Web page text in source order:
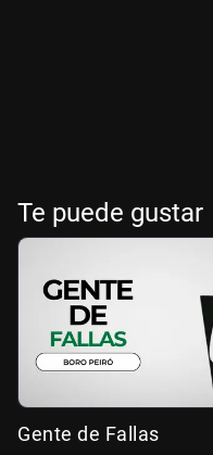
Te puede gustar
Gente de Fallas